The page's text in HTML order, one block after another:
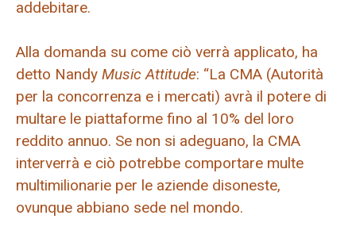
addebitare.
Alla domanda su come ciò verrà applicato, ha
detto Nandy Music Attitude: “La CMA (Autorità
per la concorrenza e i mercati) avrà il potere di
multare le piattaforme fino al 10% del loro
reddito annuo. Se non si adeguano, la CMA
interverrà e ciò potrebbe comportare multe
multimilionarie per le aziende disoneste,
ovunque abbiano sede nel mondo.